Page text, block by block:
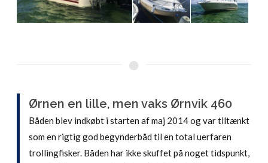
Ørnen en lille, men vaks Ørnvik 460
Båden blev indkøbt i starten af maj 2014 og var tiltænkt
som en rigtig god begynderbåd til en total uerfaren
trollingfisker. Båden har ikke skuffet på noget tidspunkt,